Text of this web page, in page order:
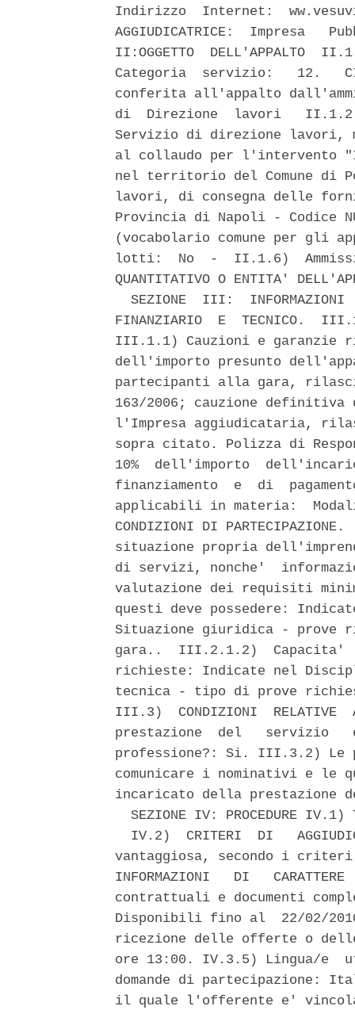
Indirizzo  Internet:
AGGIUDICATRICE:  Impresa
II:OGGETTO
Categoria  servizio:   12.
conferita all'appalto
di  Direzione  lavori
Servizio di direzione lavori,
al collaudo per l'intervento
nel territorio del Comune di
lavori, di consegna delle
Provincia di Napoli - Codice
(vocabolario comune per gli
lotti:  No  -  II.1.6)
QUANTITATIVO O ENTITA'
SEZIONE  III:  INFORMAZIONI
FINANZIARIO  E  TECNICO.
III.1.1) Cauzioni e garanzie
dell'importo presunto
partecipanti alla gara,
163/2006; cauzione
l'Impresa aggiudicataria,
sopra citato. Polizza di
10%  dell'importo
finanziamento  e  di
applicabili in materia:
CONDIZIONI DI
situazione propria
di servizi, nonche'
valutazione dei requisiti
questi deve possedere:
Situazione giuridica - prove
gara..  III.2.1.2)  Capacita'
richieste: Indicate nel
tecnica - tipo di prove
III.3)  CONDIZIONI
prestazione  del   servizio
professione?: Si. III.3.2) Le
comunicare i nominativi e le
incaricato della
SEZIONE IV: PROCEDURE
IV.2)  CRITERI  DI
vantaggiosa, secondo i
INFORMAZIONI   DI
contrattuali e documenti
Disponibili fino al  22/02/
ricezione delle offerte o delle
ore 13:00. IV.3.5) Lingua/
domande di partecipazione:
il quale l'offerente e'